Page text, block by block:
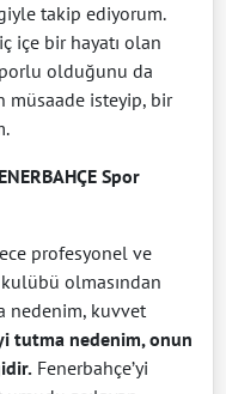
takip ediyorum.
içe bir hayatı olan
olduğunu da
müsaade isteyip, bir
Spor
profesyonel ve
olmasından
nedenim, kuvvet
tutma nedenim, onun
Fenerbahçe’yi